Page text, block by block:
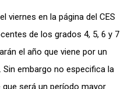
viernes en la página del CES
de los grados 4, 5, 6 y 7
el año que viene por un
Sin embargo no especifica la
será un período mayor